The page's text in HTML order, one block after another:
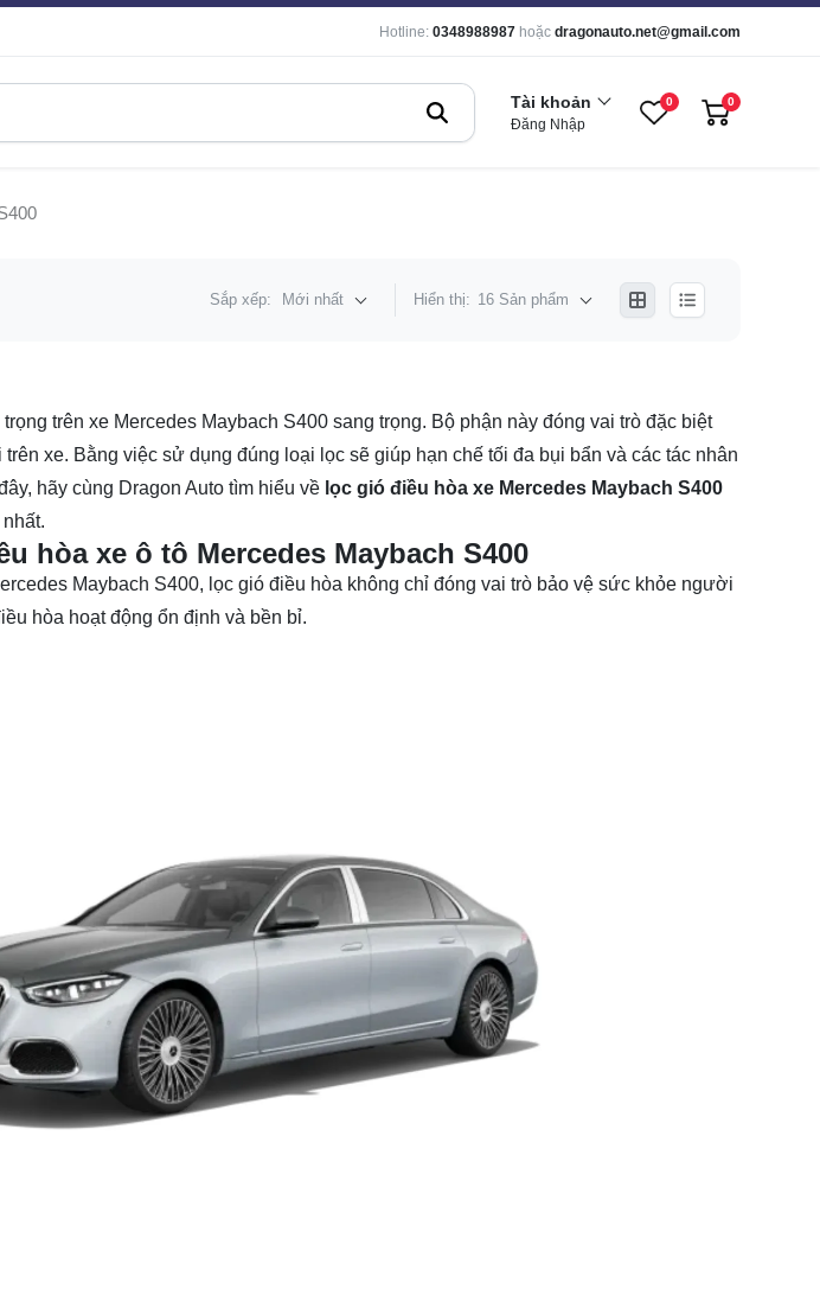
Hotline: 0348988987 hoặc dragonauto.net@gmail.com
Tài khoản
Đăng Nhập
0 0
Sắp xếp: Mới nhất Hiển thị: 16 Sản phẩm
trên xe Mercedes Maybach S400 sang trọng. Bộ phận này đóng vai trò đặc biệt
xe. Bằng việc sử dụng đúng loại lọc sẽ giúp hạn chế tối đa bụi bẩn và các tác nhân
hãy cùng Dragon Auto tìm hiểu về lọc gió điều hòa xe Mercedes Maybach S400
hòa xe ô tô Mercedes Maybach S400
Maybach S400, lọc gió điều hòa không chỉ đóng vai trò bảo vệ sức khỏe người
hòa hoạt động ổn định và bền bỉ.